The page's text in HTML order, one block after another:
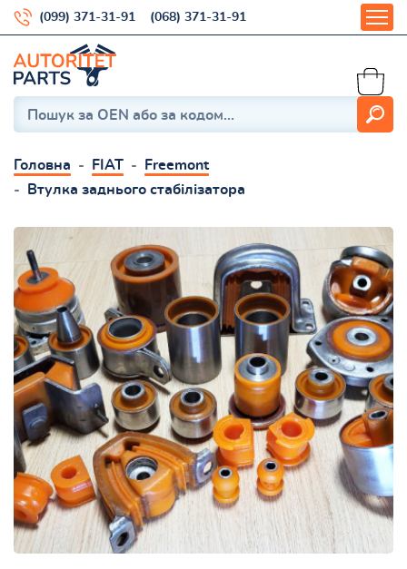
(099) 371-31-91 (068) 371-31-91
Головна FIAT
Freemont
Втулка заднього стабілізатора